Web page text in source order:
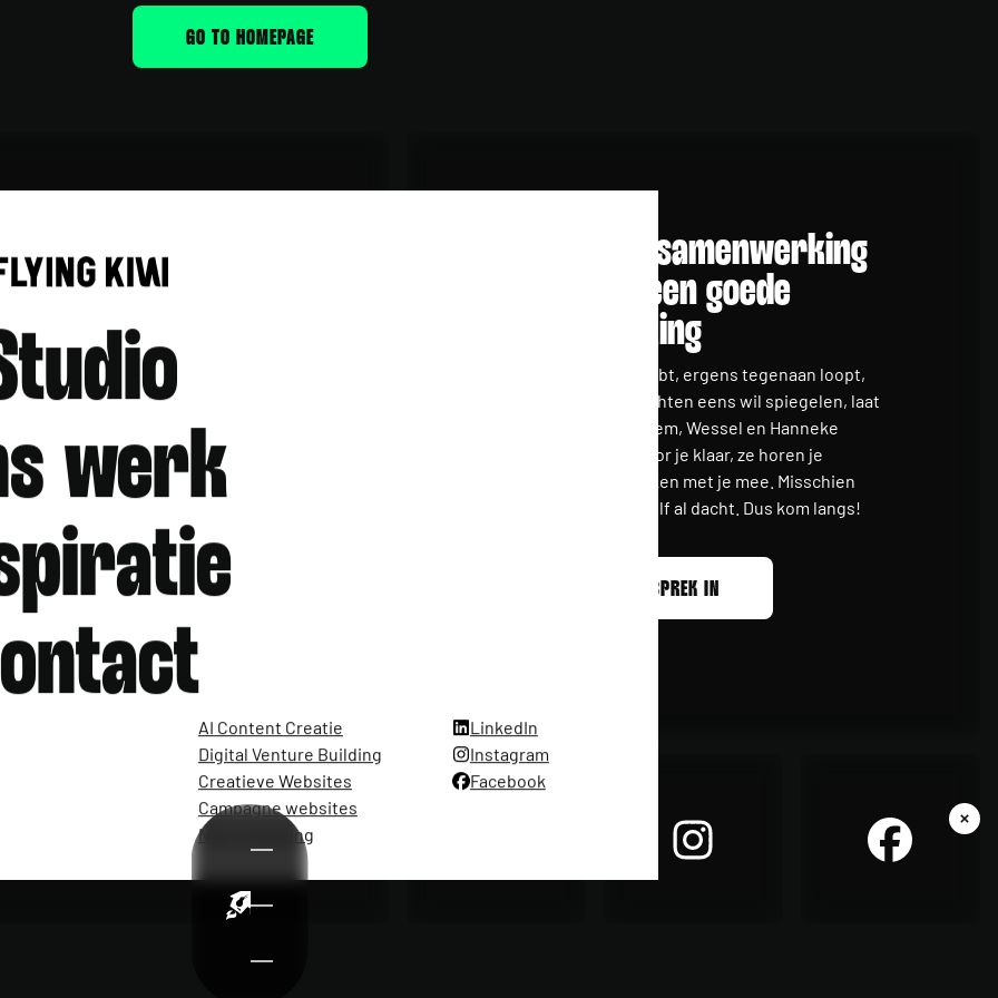
werk
AI Content Creatie
Digital Venture Building
Creatieve Websites
Campagne websites
Narrowcasting
LinkedIn
Instagram
Facebook
GO TO HOMEPAGE
en een kijkje
INSCHRIJVEN
Een goede samenwerking
begint bij een goede
kennismaking
Of je nu een idee hebt, ergens tegenaan loopt,
of gewoon je gedachten eens wil spiegelen, laat
het ons weten. Willem, Wessel en Hanneke
Kohlmann zitten voor je klaar, ze horen je
verhaal aan en denken met je mee. Misschien
wel verder dan je zelf al dacht. Dus kom langs!
PLAN EEN GESPREK IN